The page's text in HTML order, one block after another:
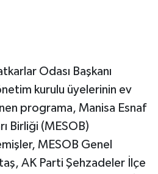
Odası Başkanı
kurulu üyelerinin ev
programa, Manisa Esnaf
Birliği (MESOB)
MESOB Genel
AK Parti Şehzadeler İlçe